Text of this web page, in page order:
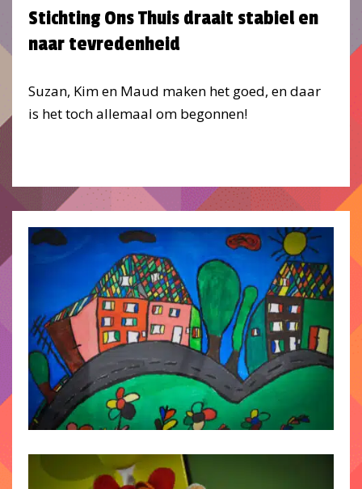
Stichting Ons Thuis draait stabiel en
naar tevredenheid
Suzan, Kim en Maud maken het goed, en daar
is het toch allemaal om begonnen!